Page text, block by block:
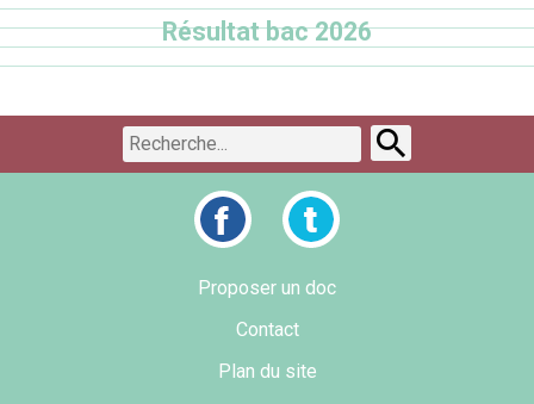
Résultat bac 2026
Proposer un doc
Contact
Plan du site